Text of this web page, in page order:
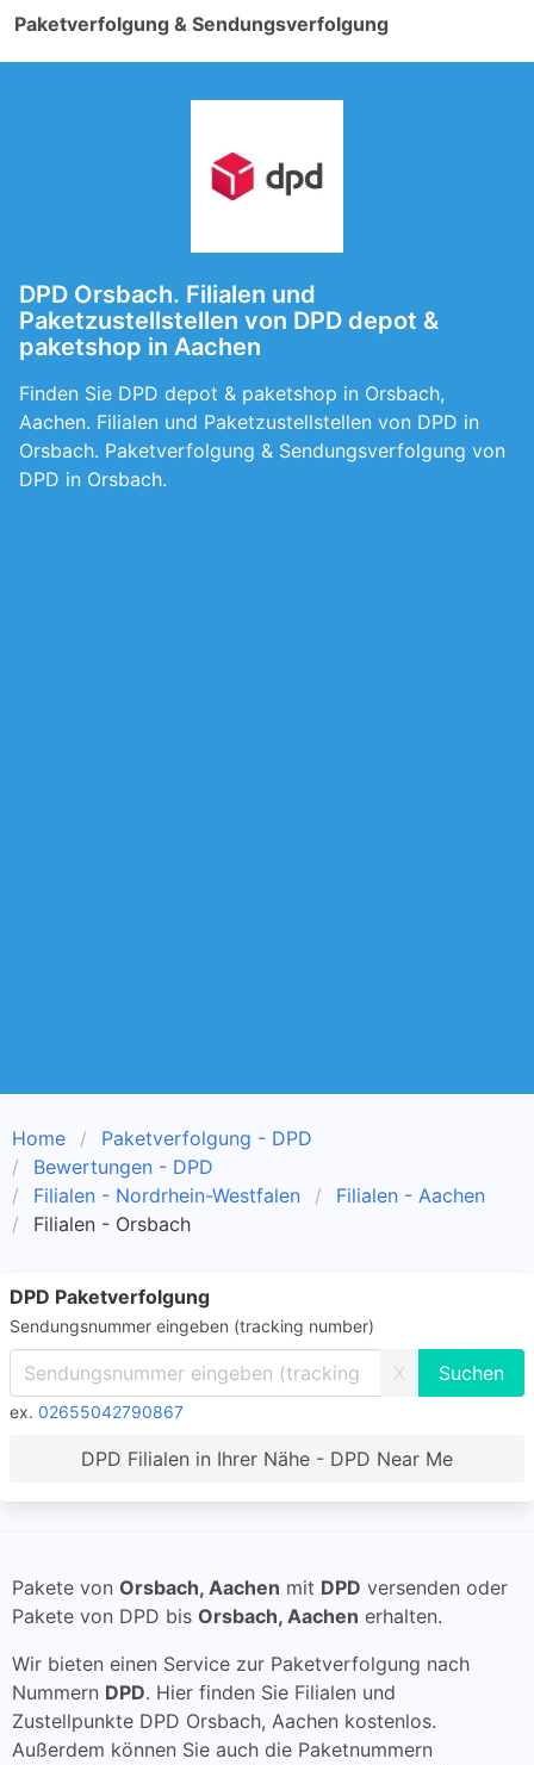
Paketverfolgung & Sendungsverfolgung
DPD Orsbach. Filialen und
Paketzustellstellen von DPD depot &
paketshop in Aachen
Finden Sie DPD depot & paketshop in Orsbach,
Aachen. Filialen und Paketzustellstellen von DPD in
Orsbach. Paketverfolgung & Sendungsverfolgung von
DPD in Orsbach.
Home
Paketverfolgung - DPD
Bewertungen - DPD
Filialen - Nordrhein-Westfalen
Filialen - Aachen
Filialen - Orsbach
DPD Paketverfolgung
Sendungsnummer eingeben (tracking number)
X
ex. 02655042790867
DPD Filialen in Ihrer Nähe - DPD Near Me
Pakete von Orsbach, Aachen mit DPD versenden oder
Pakete von DPD bis Orsbach, Aachen erhalten.
Wir bieten einen Service zur Paketverfolgung nach
Nummern DPD. Hier finden Sie Filialen und
Zustellpunkte DPD Orsbach, Aachen kostenlos.
Außerdem können Sie auch die Paketnummern